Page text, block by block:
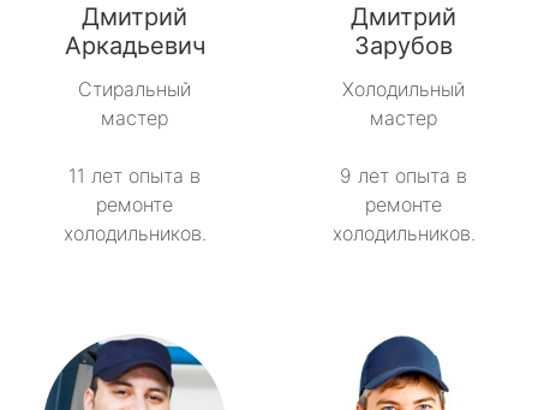
Дмитрий
Аркадьевич
Стиральный
мастер
11 лет опыта в
ремонте
холодильников.
Дмитрий
Зарубов
Холодильный
мастер
9 лет опыта в
ремонте
холодильников.